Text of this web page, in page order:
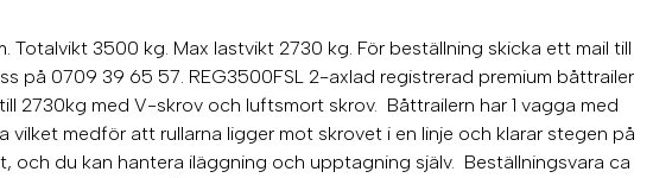
Totalvikt 3500 kg. Max lastvikt 2730 kg. För beställning skicka ett mail till
på 0709 39 65 57. REG3500FSL 2-axlad registrerad premium båttrailer
2730kg med V-skrov och luftsmort skrov. Båttrailern har 1 vagga med
vilket medför att rullarna ligger mot skrovet i en linje och klarar stegen på
och du kan hantera iläggning och upptagning själv. Beställningsvara ca